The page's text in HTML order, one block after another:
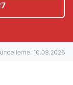
10.08.2026